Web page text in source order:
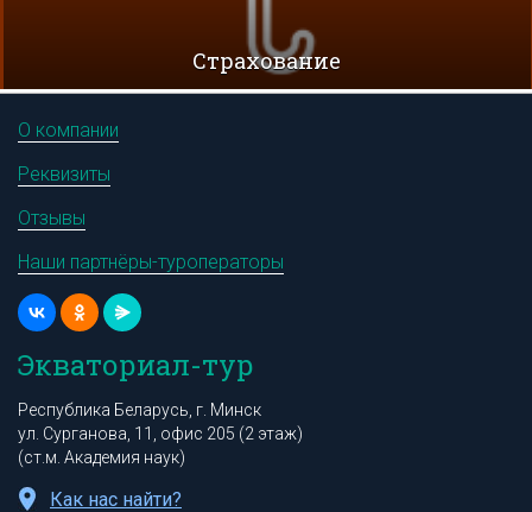
Cтрахование
О компании
Реквизиты
Отзывы
Наши партнёры-туроператоры
Экваториал-тур
Республика Беларусь, г. Минск
ул. Сурганова, 11, офис 205 (2 этаж)
(ст.м. Академия наук)
Как нас найти?